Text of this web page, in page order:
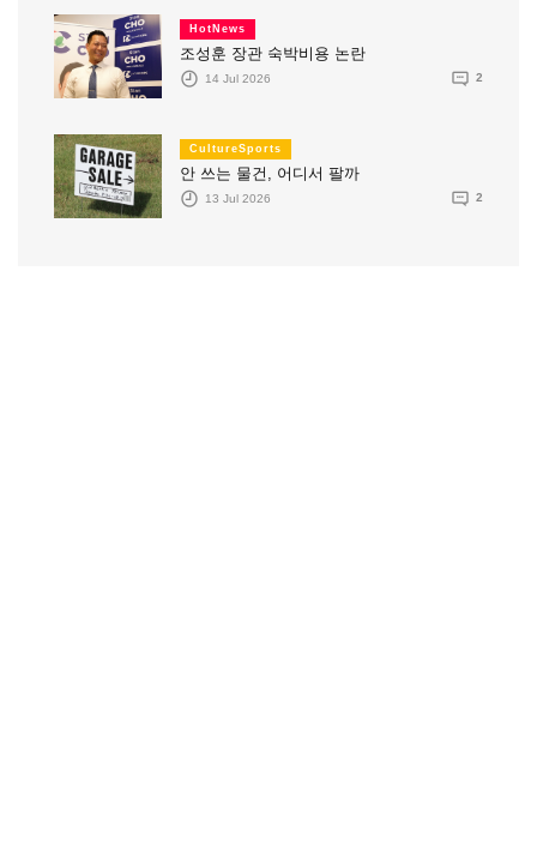
HotNews
조성훈 장관 숙박비용 논란
14 Jul 2026 2
CultureSports
안 쓰는 물건, 어디서 팔까
13 Jul 2026 2